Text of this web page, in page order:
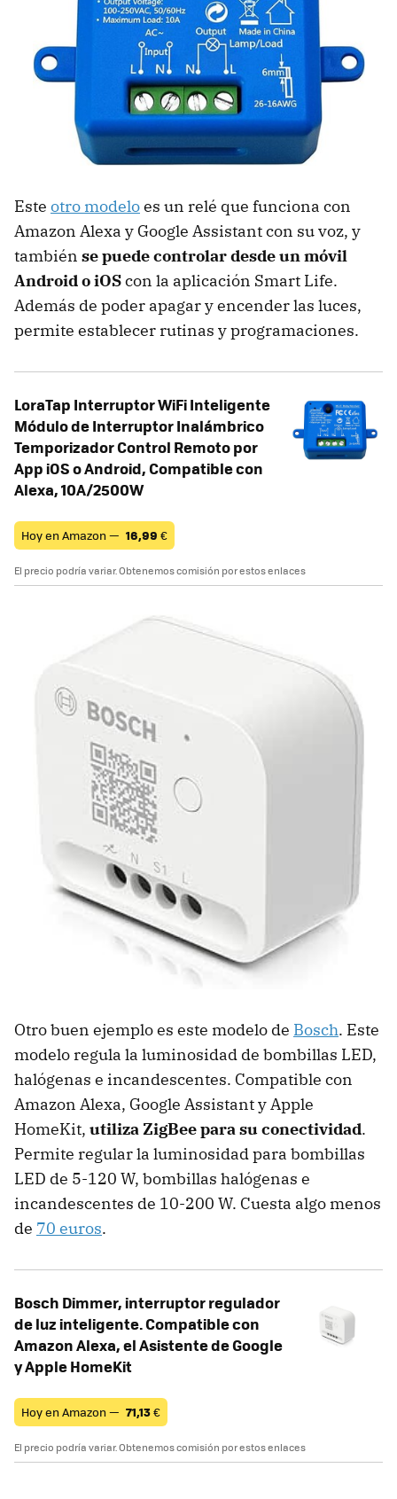
Este otro modeloes un relé que funciona con
Amazon Alexa y Google Assistant con su voz, y
también se puede controlar desde un móvil
Android o iOScon la aplicación Smart Life.
Además de poder apagar y encender las luces,
permite establecer rutinas y programaciones.
LoraTap Interruptor WiFi Inteligente
Módulo de Interruptor Inalámbrico
Temporizador Control Remoto por
App iOS o Android, Compatible con
Alexa, 10A/2500W
Hoy en Amazon — 16,99 €
El precio podría variar. Obtenemos comisión por estos enlaces
Otro buen ejemplo es este modelo de Bosch. Este
modelo regula la luminosidad de bombillas LED,
halógenas e incandescentes. Compatible con
Amazon Alexa, Google Assistant y Apple
HomeKit, utiliza ZigBee para su conectividad.
Permite regular la luminosidad para bombillas
LED de 5-120 W, bombillas halógenas e
incandescentes de 10-200 W. Cuesta algo menos
de 70 euros.
Bosch Dimmer, interruptor regulador
de luz inteligente. Compatible con
Amazon Alexa, el Asistente de Google
y Apple HomeKit
Hoy en Amazon — 71,13€
El precio podría variar. Obtenemos comisión por estos enlaces